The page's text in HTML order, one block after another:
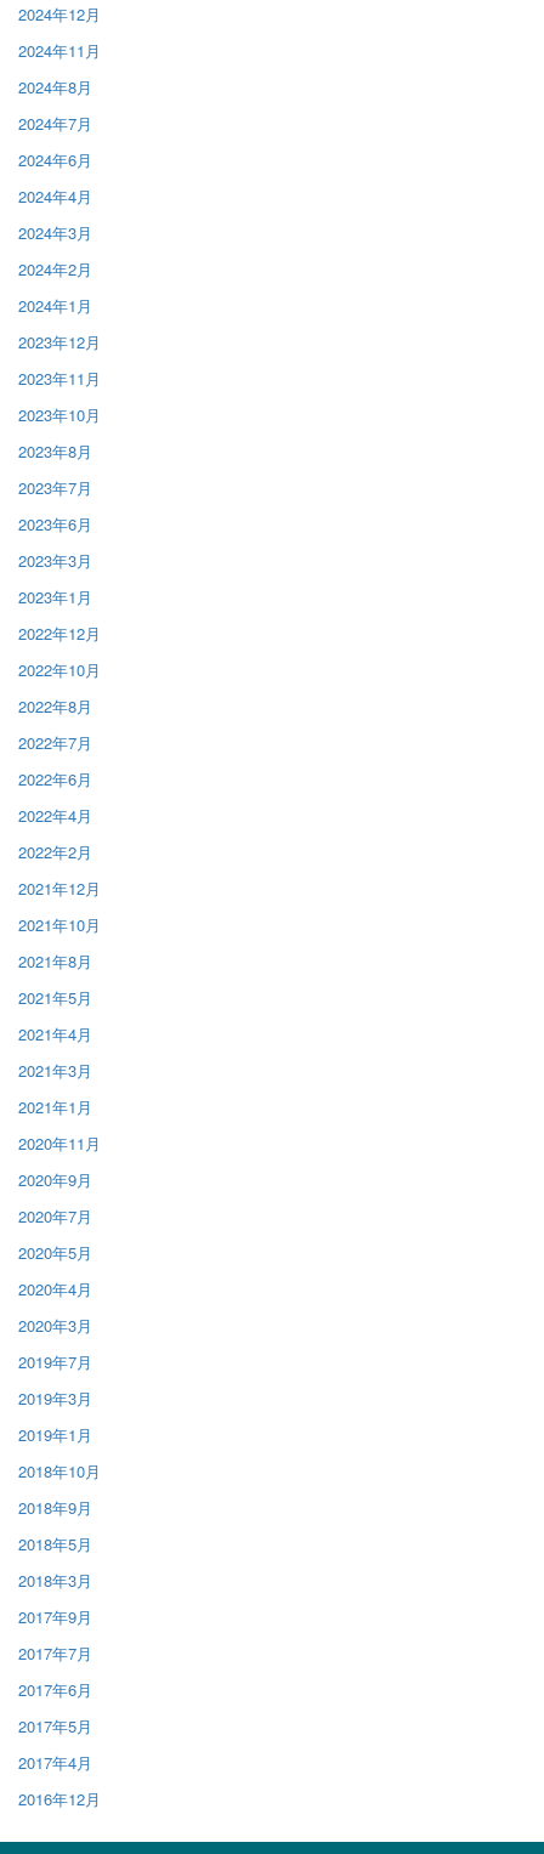
2024年12月
2024年11月
2024年8月
2024年7月
2024年6月
2024年4月
2024年3月
2024年2月
2024年1月
2023年12月
2023年11月
2023年10月
2023年8月
2023年7月
2023年6月
2023年3月
2023年1月
2022年12月
2022年10月
2022年8月
2022年7月
2022年6月
2022年4月
2022年2月
2021年12月
2021年10月
2021年8月
2021年5月
2021年4月
2021年3月
2021年1月
2020年11月
2020年9月
2020年7月
2020年5月
2020年4月
2020年3月
2019年7月
2019年3月
2019年1月
2018年10月
2018年9月
2018年5月
2018年3月
2017年9月
2017年7月
2017年6月
2017年5月
2017年4月
2016年12月